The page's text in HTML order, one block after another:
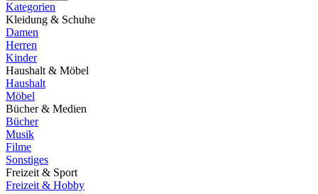
Kategorien
Kleidung & Schuhe
Damen
Herren
Kinder
Haushalt & Möbel
Haushalt
Möbel
Bücher & Medien
Bücher
Musik
Filme
Sonstiges
Freizeit & Sport
Freizeit & Hobby